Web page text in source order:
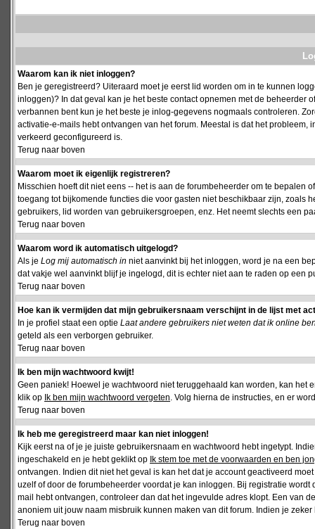
Waarom kan ik niet inloggen?
Ben je geregistreerd? Uiteraard moet je eerst lid worden om in te kunnen
inloggen)? In dat geval kan je het beste contact opnemen met de beheerder
verbannen bent kun je het beste je inlog-gegevens nogmaals controleren.
activatie-e-mails hebt ontvangen van het forum. Meestal is dat het
verkeerd geconfigureerd is.
Terug naar boven
Waarom moet ik eigenlijk registreren?
Misschien hoeft dit niet eens -- het is aan de forumbeheerder om te bepalen
toegang tot bijkomende functies die voor gasten niet beschikbaar zijn,
gebruikers, lid worden van gebruikersgroepen, enz. Het neemt slechts een
Terug naar boven
Waarom word ik automatisch uitgelogd?
Als je Log mij automatisch in niet aanvinkt bij het inloggen, word je na een
dat vakje wel aanvinkt blijf je ingelogd, dit is echter niet aan te raden op een
Terug naar boven
Hoe kan ik vermijden dat mijn gebruikersnaam verschijnt in de lijst met
In je profiel staat een optie Laat andere gebruikers niet weten dat ik online
geteld als een verborgen gebruiker.
Terug naar boven
Ik ben mijn wachtwoord kwijt!
Geen paniek! Hoewel je wachtwoord niet teruggehaald kan worden, kan
klik op Ik ben mijn wachtwoord vergeten. Volg hierna de instructies, en er
Terug naar boven
Ik heb me geregistreerd maar kan niet inloggen!
Kijk eerst na of je je juiste gebruikersnaam en wachtwoord hebt ingetypt.
ingeschakeld en je hebt geklikt op Ik stem toe met de voorwaarden en ben
ontvangen. Indien dit niet het geval is kan het dat je account geactiveerd
uzelf of door de forumbeheerder voordat je kan inloggen. Bij registratie
mail hebt ontvangen, controleer dan dat het ingevulde adres klopt. Een van
anoniem uit jouw naam misbruik kunnen maken van dit forum. Indien je
Terug naar boven